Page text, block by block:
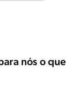
nós o que